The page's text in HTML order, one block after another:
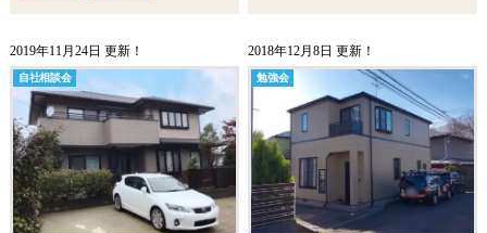
2019年11月24日 更新！
自社相談会
2018年12月8日 更新！
勉強会